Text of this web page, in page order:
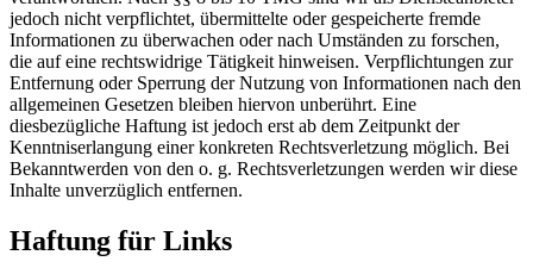
jedoch nicht verpflichtet, übermittelte oder gespeicherte fremde
Informationen zu überwachen oder nach Umständen zu forschen,
die auf eine rechtswidrige Tätigkeit hinweisen. Verpflichtungen zur
Entfernung oder Sperrung der Nutzung von Informationen nach den
allgemeinen Gesetzen bleiben hiervon unberührt. Eine
diesbezügliche Haftung ist jedoch erst ab dem Zeitpunkt der
Kenntniserlangung einer konkreten Rechtsverletzung möglich. Bei
Bekanntwerden von den o. g. Rechtsverletzungen werden wir diese
Inhalte unverzüglich entfernen.
Haftung für Links